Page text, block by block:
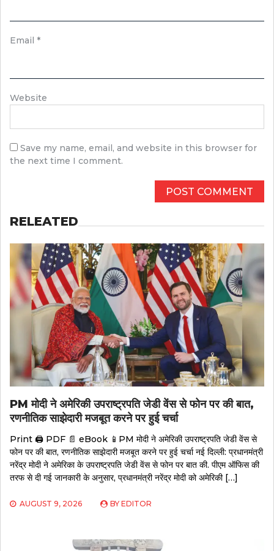
Email *
Website
Save my name, email, and website in this browser for
the next time I comment.
RELEATED
PM मोदी ने अमेरिकी उपराष्ट्रपति जेडी वेंस से फोन पर की बात,
रणनीतिक साझेदारी मजबूत करने पर हुई चर्चा
Print 🖨 PDF 📄 eBook 📱PM मोदी ने अमेरिकी उपराष्ट्रपति जेडी वेंस से
फोन पर की बात, रणनीतिक साझेदारी मजबूत करने पर हुई चर्चा नई दिल्ली: प्रधानमंत्री
नरेंद्र मोदी ने अमेरिका के उपराष्ट्रपति जेडी वेंस से फोन पर बात की. पीएम ऑफिस की
तरफ से दी गई जानकारी के अनुसार, प्रधानमंत्री नरेंद्र मोदी को अमेरिकी […]
AUGUST 9, 2026 BY EDITOR